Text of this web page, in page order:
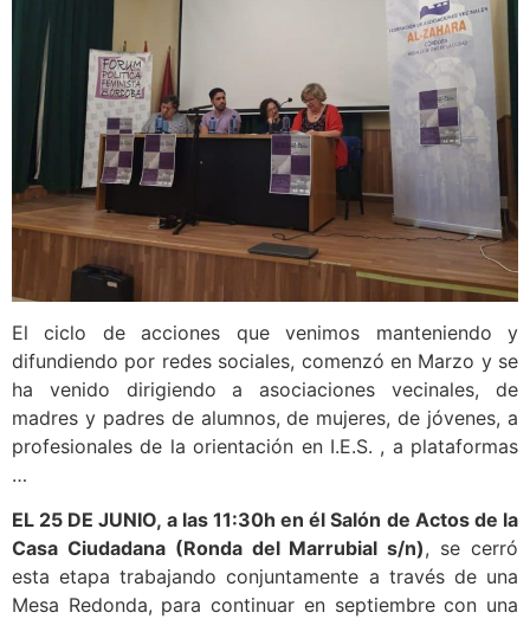
El ciclo de acciones que venimos manteniendo y
difundiendo por redes sociales, comenzó en Marzo y se
ha venido dirigiendo a asociaciones vecinales, de
madres y padres de alumnos, de mujeres, de jóvenes, a
profesionales de la orientación en I.E.S. , a plataformas
…
EL 25 DE JUNIO, a las 11:30h en él Salón de Actos de la
Casa Ciudadana(Ronda del Marrubial s/n), se cerró
esta etapa trabajando conjuntamente a través de una
Mesa Redonda, para continuar en septiembre con una